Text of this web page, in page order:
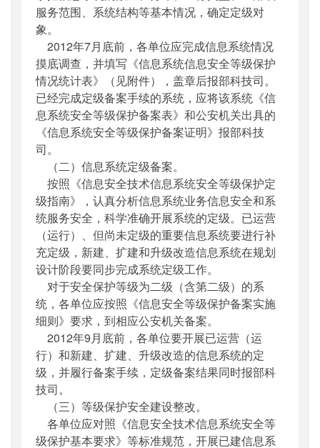
服务范围、系统结构等基本情况，确定定级对
象。
2012年7月底前，各单位应完成信息系统情况
摸底调查，并填写《信息系统信息安全等级保护
情况统计表》（见附件），盖章后报部科技司。
已经完成定级备案手续的系统，应将该系统《信
息系统安全等级保护备案表》和公安机关出具的
《信息系统安全等级保护备案证明》报部科技
司。
（二）信息系统定级备案。
按照《信息安全技术信息系统安全等级保护定
级指南》，认真分析信息系统业务信息安全和系
统服务安全，科学准确开展系统的定级。已运营
（运行）、但尚未定级的重要信息系统要进行补
充定级，新建、扩建和升级改造信息系统在规划
设计阶段要同步完成系统定级工作。
对于安全保护等级为二级（含第二级）的系
统，各单位应按照《信息安全等级保护备案实施
细则》要求，到相应公安机关备案。
2012年9月底前，各单位要开展已运营（运
行）和新建、扩建、升级改造的信息系统的定
级，并履行备案手续，定级备案结果同时报部科
技司。
（三）等级保护安全建设整改。
各单位应对照《信息安全技术信息系统安全等
级保护基本要求》等标准规范，开展已建信息系